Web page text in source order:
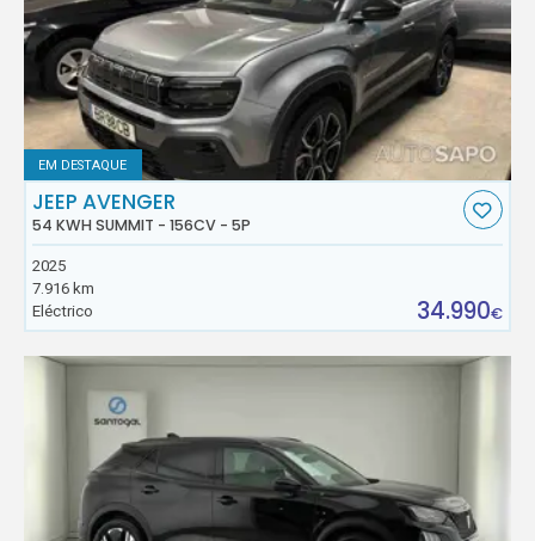
EM DESTAQUE
JEEP AVENGER
54 KWH SUMMIT - 156CV - 5P
2025
7.916 km
Eléctrico
34.990€